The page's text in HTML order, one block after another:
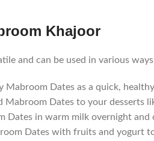
Khajoor
and can be used in various
Mabroom Dates as a quick,
Mabroom Dates to your desserts
Dates in warm milk overnight
Dates with fruits and yogurt